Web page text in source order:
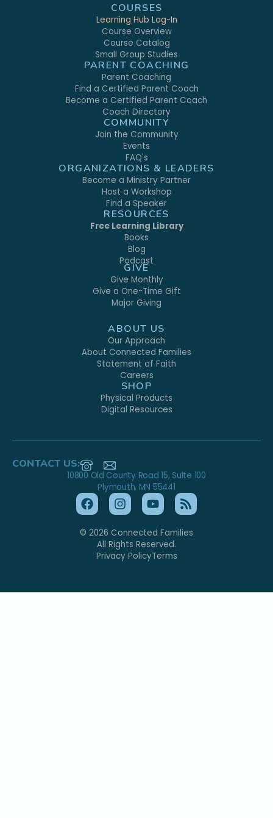
COURSES
Learning Hub Log-In
Course Overview
Course Catalog
Small Group Studies
PARENT COACHING
Parent Coaching
Find a Certified Parent Coach
Become a Certified Parent Coach
Coach Directory
COMMUNITY
Join the Community
Events
FAQ's
ORGANIZATIONS & LEADERS
Become a Ministry Partner
Host a Workshop
Find a Speaker
RESOURCES
Free Learning Library
Books
Blog
Podcast
GIVE
Give Monthly
Give a One-Time Gift
Major Giving
ABOUT US
Our Approach
About Connected Families
Statement of Faith
Careers
SHOP
Physical Products
Digital Resources
CONTACT US:
10800 Old County Road 15, Suite 100
Plymouth, MN 55441
© 2026 Connected Families
All Rights Reserved.
Privacy PolicyTerms